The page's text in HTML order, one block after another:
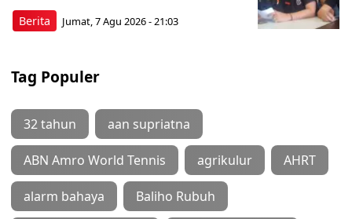
Berita Jumat, 7 Agu 2026 - 21:03
Tag Populer
32 tahun aan supriatna
ABN Amro World Tennis agrikulur AHRT
alarm bahaya Baliho Rubuh